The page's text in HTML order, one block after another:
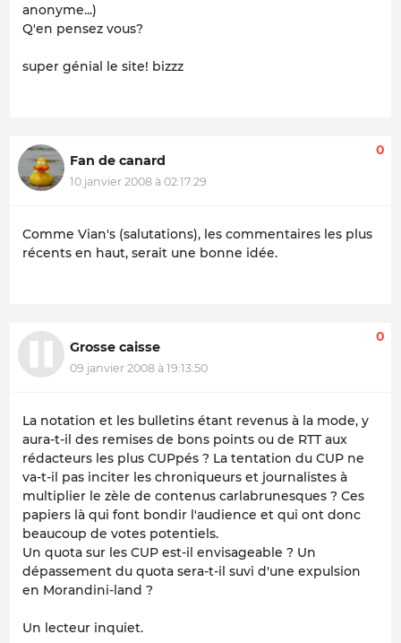
anonyme...)
Q'en pensez vous?
super génial le site! bizzz
Fan de canard
10 janvier 2008 à 02:17:29
0
Comme Vian's (salutations), les commentaires les plus
récents en haut, serait une bonne idée.
Grosse caisse
09 janvier 2008 à 19:13:50
0
La notation et les bulletins étant revenus à la mode, y
aura-t-il des remises de bons points ou de RTT aux
rédacteurs les plus CUPpés ? La tentation du CUP ne
va-t-il pas inciter les chroniqueurs et journalistes à
multiplier le zèle de contenus carlabrunesques ? Ces
papiers là qui font bondir l'audience et qui ont donc
beaucoup de votes potentiels.
Un quota sur les CUP est-il envisageable ? Un
dépassement du quota sera-t-il suvi d'une expulsion
en Morandini-land ?
Un lecteur inquiet.